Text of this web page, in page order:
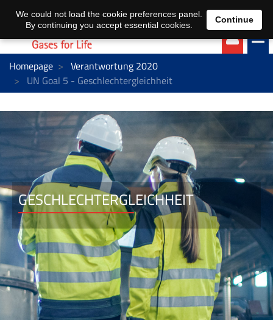
EN DE
Homepage
Verantwortung 2020
UN Goal 5 - Geschlechtergleichheit
GESCHLECHTERGLEICHHEIT
We could not load the cookie preferences panel.
By continuing you accept essential cookies.
Continue